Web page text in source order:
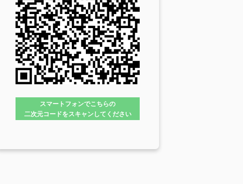
スマートフォンでこちらの
二次元コードをスキャンしてください